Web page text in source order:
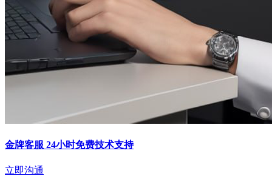
金牌客服 24小时免费技术支持
立即沟通